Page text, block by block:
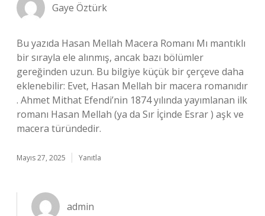
Gaye Öztürk
Bu yazıda Hasan Mellah Macera Romanı Mı mantıklı
bir sırayla ele alınmış, ancak bazı bölümler
gereğinden uzun. Bu bilgiye küçük bir çerçeve daha
eklenebilir: Evet, Hasan Mellah bir macera romanıdır
. Ahmet Mithat Efendi’nin 1874 yılında yayımlanan ilk
romanı Hasan Mellah (ya da Sır İçinde Esrar ) aşk ve
macera türündedir.
Mayıs 27, 2025 Yanıtla
admin